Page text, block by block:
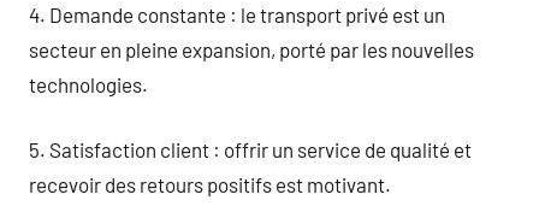
4. Demande constante : le transport privé est un
secteur en pleine expansion, porté par les nouvelles
technologies.
5. Satisfaction client : offrir un service de qualité et
recevoir des retours positifs est motivant.